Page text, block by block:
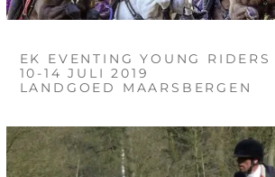
EK EVENTING YOUNG
10-14 JULI 2019
LANDGOED MAARSBERGEN